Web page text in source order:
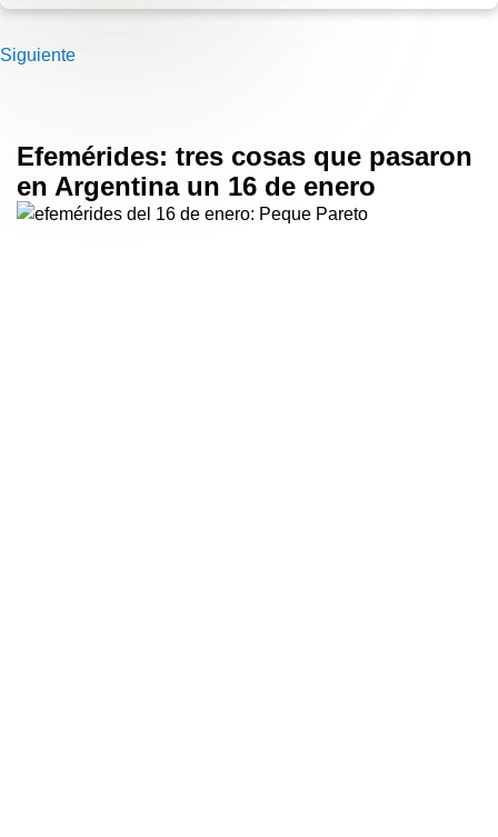
Siguiente
Efemérides: tres cosas que pasaron
en Argentina un 16 de enero